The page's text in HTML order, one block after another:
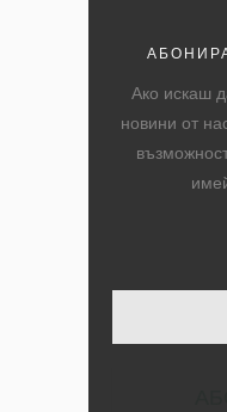
Ако искаш
новини от